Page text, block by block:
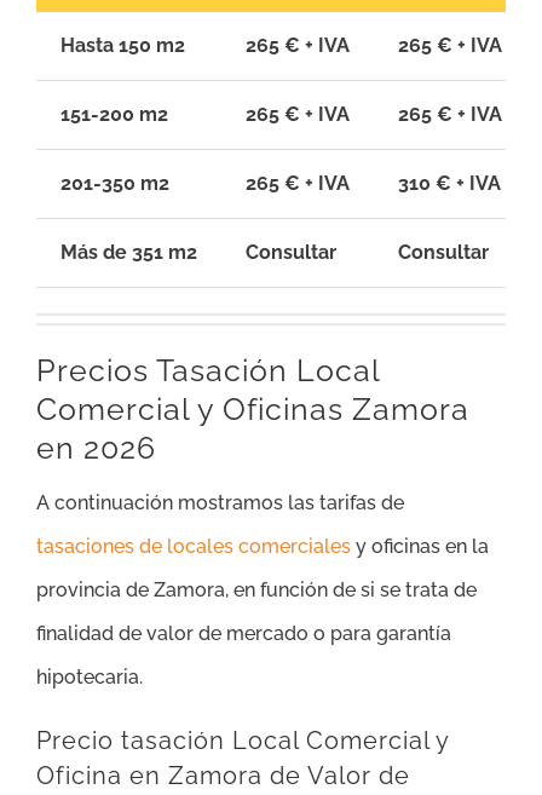
Hasta 150 m2 265 € + IVA 265 € + IVA
151-200 m2 265 € + IVA 265 € + IVA
201-350 m2 265 € + IVA 310 € + IVA
Más de 351 m2 Consultar Consultar
Precios Tasación Local
Comercial y Oficinas Zamora
en 2026
A continuación mostramos las tarifas de
tasaciones de locales comerciales y oficinas en la
provincia de Zamora, en función de si se trata de
finalidad de valor de mercado o para garantía
hipotecaria.
Precio tasación Local Comercial y
Oficina en Zamora de Valor de